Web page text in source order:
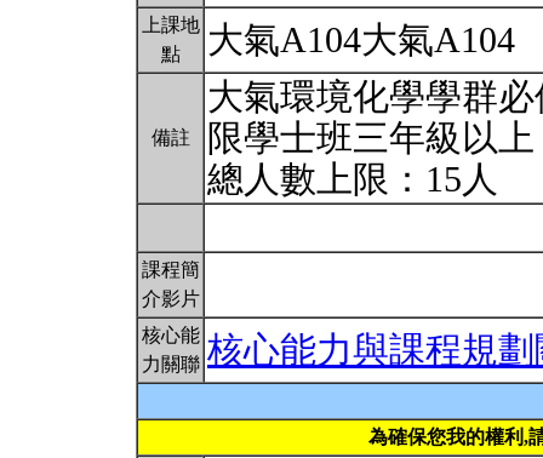
上課地
點
大氣A104大氣A104
備註
大氣環境化學學群
限學士班三年級以上
總人數上限：15人
課程簡
介影片
核心能
力關聯 核心能力與課程規
為確保您我的權利,